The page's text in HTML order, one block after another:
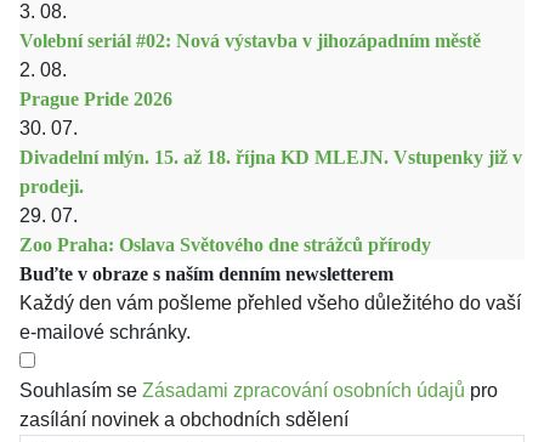
3. 08.
Volební seriál #02: Nová výstavba v jihozápadním městě
2. 08.
Prague Pride 2026
30. 07.
Divadelní mlýn. 15. až 18. října KD MLEJN. Vstupenky již v
prodeji.
29. 07.
Zoo Praha: Oslava Světového dne strážců přírody
Buďte v obraze s naším denním newsletterem
Každý den vám pošleme přehled všeho důležitého do vaší
e-mailové schránky.
Souhlasím se Zásadami zpracování osobních údajů pro
zasílání novinek a obchodních sdělení